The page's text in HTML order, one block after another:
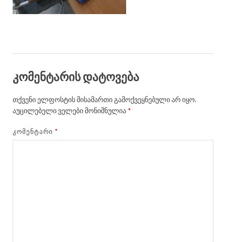
კომენტარის დატოვება
თქვენი ელფოსტის მისამართი გამოქვეყნებული არ იყო.
აუცილებელი ველები მონიშნულია *
ᲙᲝᲛᲔᲜᲢᲐᲠᲘ*